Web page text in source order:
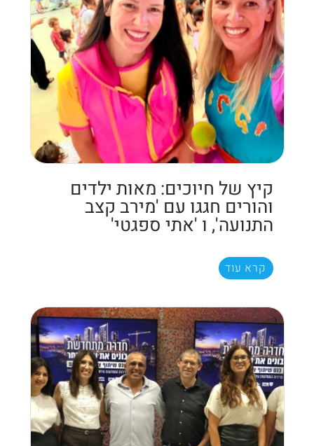
קיץ של חיוכים: מאות ילדים
והורים חגגו עם 'מירב קצב
התנועה', ו 'אתי ספגטי'
קרא עוד